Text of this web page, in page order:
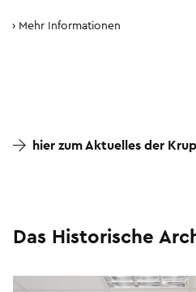
Mehr Informationen
hier zum Aktuelles der
Das Historische